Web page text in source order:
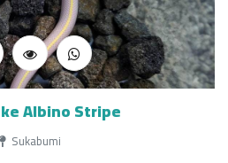
Albino Stripe
Sukabumi